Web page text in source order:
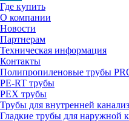
Где купить
О компании
Новости
Партнерам
Техническая информация
Контакты
Полипропиленовые трубы
PE-RT трубы
PEX трубы
Трубы для внутренней
Гладкие трубы для наружной